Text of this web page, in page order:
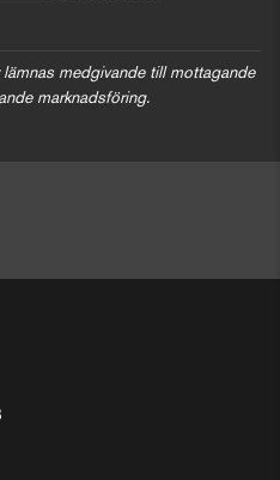
medgivande till mottagande
marknadsföring.